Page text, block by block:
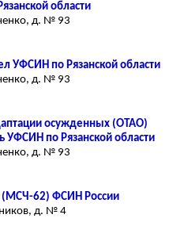
области
д. № 93
УФСИН по Рязанской области
д. № 93
осужденных (ОТАО)
УФСИН по Рязанской области
д. № 93
(МСЧ-62) ФСИН России
д. № 4